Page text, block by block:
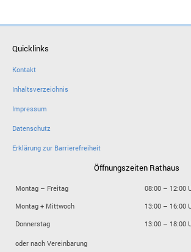
Quicklinks
Kontakt
Inhaltsverzeichnis
Impressum
Datenschutz
Erklärung zur Barrierefreiheit
Öffnungszeiten Rathaus
Montag – Freitag
08:00 – 12:00
Montag + Mittwoch
13:00 – 16:00
Donnerstag
13:00 – 18:00
oder nach Vereinbarung